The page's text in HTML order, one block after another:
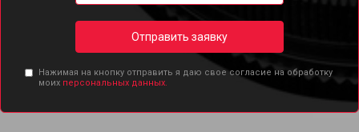
Отправить заявку
Нажимая на кнопку отправить я даю свое согласие на обработку
моих персональных данных.